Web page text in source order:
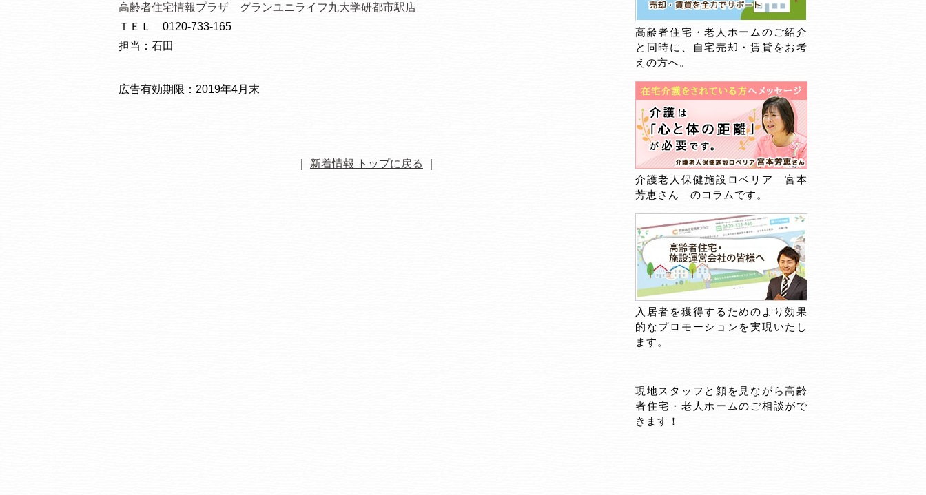
高齢者住宅情報プラザ グランユニライフ九大学研都市駅店
ＴＥＬ 0120-733-165
担当：石田
広告有効期限：2019年4月末
新着情報 トップに戻る
高齢者住宅・老人ホームのご紹介
と同時に、自宅売却・賃貸をお考
えの方へ。
介護老人保健施設ロベリア 宮本
芳恵さん のコラムです。
入居者を獲得するためのより効果
的なプロモーションを実現いたし
ます。
現地スタッフと顔を見ながら高齢
者住宅・老人ホームのご相談がで
きます！